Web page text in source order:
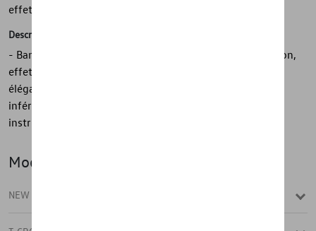
effet chromé
Description
- Bande de protection Volkswagen d'origine pour le hayon,
effet chromé - Donne au véhicule un aspect raffiné et
élégant - Se fixe rapidement et facilement sur le bord
inférieur du hayon - Sert de protection des bords - Avec
instructions de montage détaillées
Modèle(s)
NEW T-CROSS